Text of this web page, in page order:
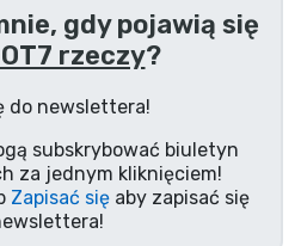
gdy pojawią się
rzeczy?
do newslettera!
subskrybować biuletyn
za jednym kliknięciem!
Zapisać się aby zapisać się